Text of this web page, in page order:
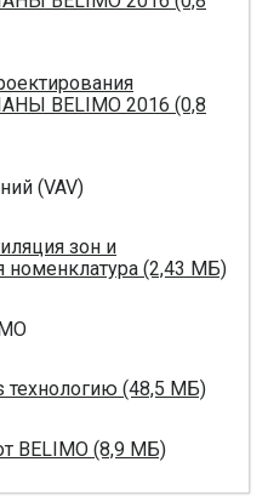
BELIMO 2016 (0,8
(VAV)
зон и
(2,43 МБ)
технологию (48,5 МБ)
BELIMO (8,9 МБ)